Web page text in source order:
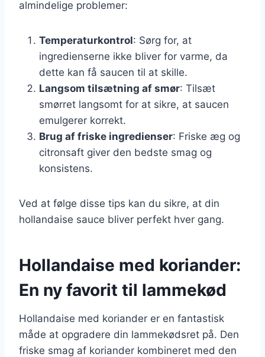
almindelige problemer:
Temperaturkontrol: Sørg for, at
ingredienserne ikke bliver for varme, da
dette kan få saucen til at skille.
Langsom tilsætning af smør: Tilsæt
smørret langsomt for at sikre, at saucen
emulgerer korrekt.
Brug af friske ingredienser: Friske æg og
citronsaft giver den bedste smag og
konsistens.
Ved at følge disse tips kan du sikre, at din
hollandaise sauce bliver perfekt hver gang.
Hollandaise med koriander:
En ny favorit til lammekød
Hollandaise med koriander er en fantastisk
måde at opgradere din lammekødsret på. Den
friske smag af koriander kombineret med den